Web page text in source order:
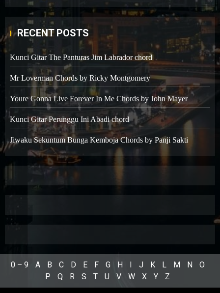
RECENT POSTS
Kunci Gitar The Panturas Jim Labrador chord
Mr Loverman Chords by Ricky Montgomery
Youre Gonna Live Forever In Me Chords by John Mayer
Kunci Gitar Perunggu Ini Abadi chord
Jiwaku Sekuntum Bunga Kemboja Chords by Panji Sakti
0 – 9 A B C D E F G H I J K L M N
O
P
Q R S T U V W X Y Z